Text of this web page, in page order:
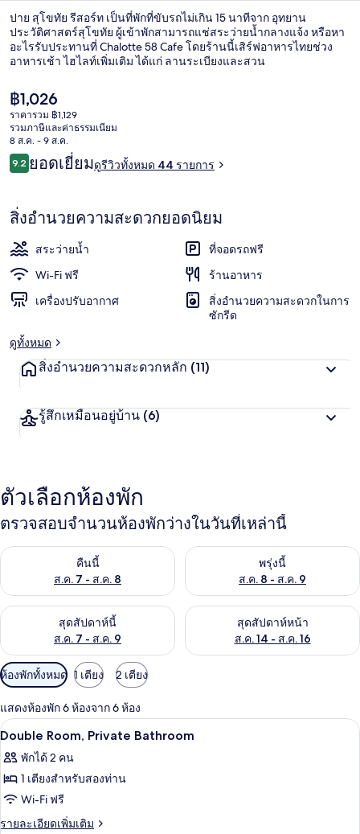
ปาย สุโขทัย รีสอร์ท เป็นที่พักที่ขับรถไม่เกิน 15 นาทีจาก อุทยาน
ประวัติศาสตร์สุโขทัย ผู้เข้าพักสามารถแช่สระว่ายน้ำกลางแจ้ง หรือหา
อะไรรับประทานที่ Chalotte 58 Cafe โดยร้านนี้เสิร์ฟอาหารไทยช่วง
อาหารเช้า ไฮไลท์เพิ่มเติม ได้แก่ ลานระเบียงและสวน
ราคา
ปัจจุบัน
฿1,026
฿1,026
ราคารวม ฿1,129
รวมภาษีและค่าธรรมเนียม
8 ส.ค. - 9 ส.ค.
รีวิว
9.29.2 จาก 10
ยอดเยี่ยมดูรีวิวทั้งหมด 44 รายการ
สิ่งอำนวยความสะดวกยอดนิยม
สระว่ายน้ำ
ที่จอดรถฟรี
Wi-Fi ฟรี
ร้านอาหาร
เครื่องปรับอากาศ
สิ่งอำนวยความสะดวกในการ
ซักรีด
ดูทั้งหมด
สิ่งอำนวยความสะดวกหลัก (11)
รู้สึกเหมือนอยู่บ้าน (6)
ตัวเลือกห้องพัก
ตรวจสอบจำนวนห้องพักว่างในวันที่เหล่านี้
คืนนี้
ส.ค. 7 - ส.ค. 8
ตรวจสอบจำนวนห้องพักว่างในคืนนี้ ส.ค. 7 - ส.ค. 8พรุ่งนี้
ส.ค. 8 - ส.ค. 9
ตรวจสอบจำนวนห้องพักว่างใน
สุดสัปดาห์นี้
ส.ค. 7 - ส.ค. 9
ตรวจสอบจำนวนห้องพักว่างในสุดสัปดาห์นี้ ส.ค. 7 - ส.ค. 9
สุดสัปดาห์หน้า
ส.ค. 14 - ส.ค. 16
ตรวจสอบจำนวนห้องพักว่างใน
ตัว
กรอง
ที่
มี
ให้
สำหรับ
ห้อง
ห้องพักทั้งหมด 1 เตียง 2 เตียง
แสดงห้องพัก 6 ห้องจาก 6 ห้อง
เปิด
ภาพถ่าย
ทั้งหมด
ของ
Double
11
Double Room, Private Bathroom
พักได้ 2 คน
1 เตียงสำหรับสองท่าน
Wi-Fi ฟรี
รายละเอียดเพิ่มเติม
ราย